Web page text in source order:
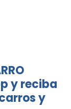
y reciba
y